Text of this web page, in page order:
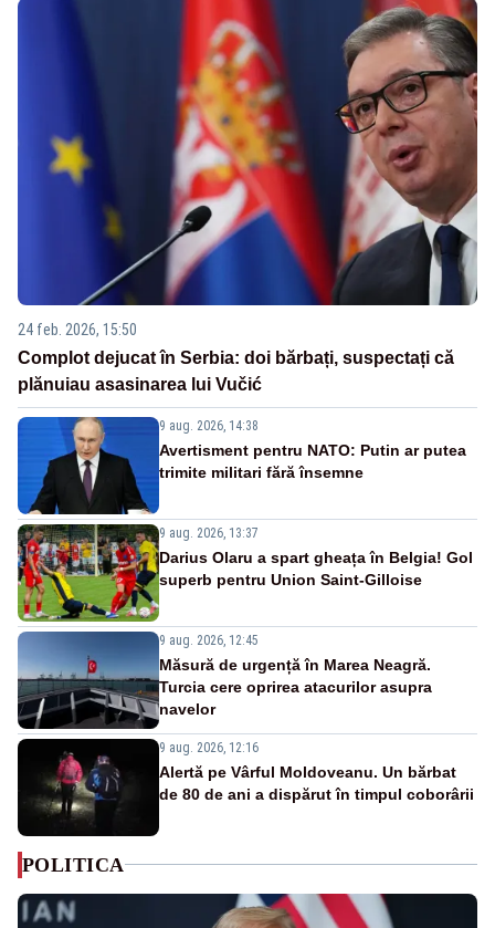
24 feb. 2026, 15:50
Complot dejucat în Serbia: doi bărbați, suspectați că
plănuiau asasinarea lui Vučić
9 aug. 2026, 14:38
Avertisment pentru NATO: Putin ar putea
trimite militari fără însemne
9 aug. 2026, 13:37
Darius Olaru a spart gheața în Belgia! Gol
superb pentru Union Saint-Gilloise
9 aug. 2026, 12:45
Măsură de urgență în Marea Neagră.
Turcia cere oprirea atacurilor asupra
navelor
9 aug. 2026, 12:16
Alertă pe Vârful Moldoveanu. Un bărbat
de 80 de ani a dispărut în timpul coborârii
POLITICA